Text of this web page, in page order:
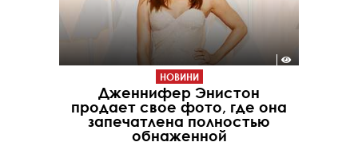
НОВИНИ
Дженнифер Энистон
продает свое фото, где она
запечатлена полностью
обнаженной